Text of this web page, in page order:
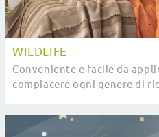
WILDLIFE
Conveniente e facile da
compiacere ogni genere di